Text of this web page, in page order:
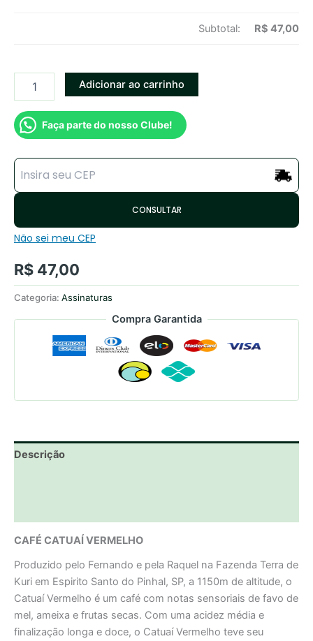
Subtotal: R$ 47,00
Adicionar ao carrinho
Faça parte do nosso Clube!
CONSULTAR
Não sei meu CEP
R$ 47,00
Categoria: Assinaturas
Compra Garantida
Descrição
CAFÉ CATUAÍ VERMELHO
Produzido pelo Fernando e pela Raquel na Fazenda Terra de
Kuri em Espirito Santo do Pinhal, SP, a 1150m de altitude, o
Catuaí Vermelho é um café com notas sensoriais de favo de
mel, ameixa e frutas secas. Com uma acidez média e
finalização longa e doce, o Catuaí Vermelho teve seu